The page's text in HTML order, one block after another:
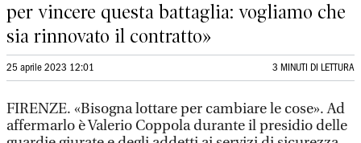
per vincere questa battaglia: vogliamo che
sia rinnovato il contratto»
25 aprile 2023 12:01 3 MINUTI DI LETTURA
FIRENZE. «Bisogna lottare per cambiare le cose». Ad
affermarlo è Valerio Coppola durante il presidio delle